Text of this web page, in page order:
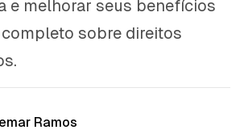
e melhorar seus benefícios
completo sobre direitos
Ramos